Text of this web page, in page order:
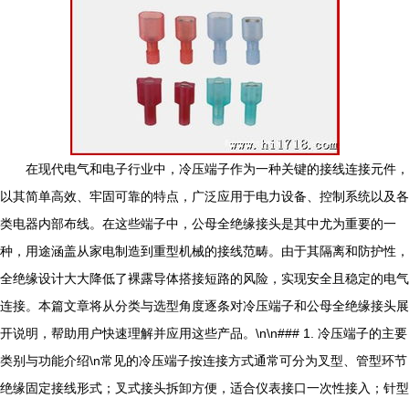
在现代电气和电子行业中，冷压端子作为一种关键的接线连接元件，
以其简单高效、牢固可靠的特点，广泛应用于电力设备、控制系统以及各
类电器内部布线。在这些端子中，公母全绝缘接头是其中尤为重要的一
种，用途涵盖从家电制造到重型机械的接线范畴。由于其隔离和防护性，
全绝缘设计大大降低了裸露导体搭接短路的风险，实现安全且稳定的电气
连接。本篇文章将从分类与选型角度逐条对冷压端子和公母全绝缘接头展
开说明，帮助用户快速理解并应用这些产品。\n\n### 1. 冷压端子的主要
类别与功能介绍\n常见的冷压端子按连接方式通常可分为叉型、管型环节
绝缘固定接线形式；叉式接头拆卸方便，适合仪表接口一次性接入；针型